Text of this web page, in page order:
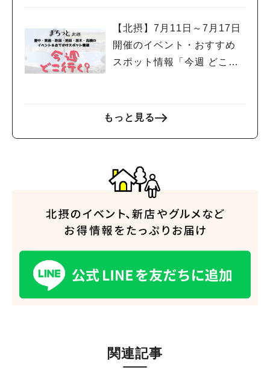
ww.instagram.com/r.saigon103/?igsh=MW5nYjF2YzNpMmJq
dA%3D%3D （リビング北摂Web特派員：HTM） オリジナルサ
イトで読む
【北摂】7月11日～7月17日
開催のイベント・おすすめ
スポット情報「今週 どこい
もっと見る
関連記事
人気のキーワード
#今週どこいく？#自然とふれあう#ランチ#カフェ #まとめ
#教えたい／教えて投稿記事
#大阪学院大 商品開発プロジェクト
#あなたはどっち？